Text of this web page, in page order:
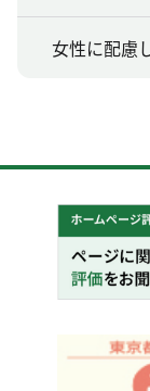
女性に配慮